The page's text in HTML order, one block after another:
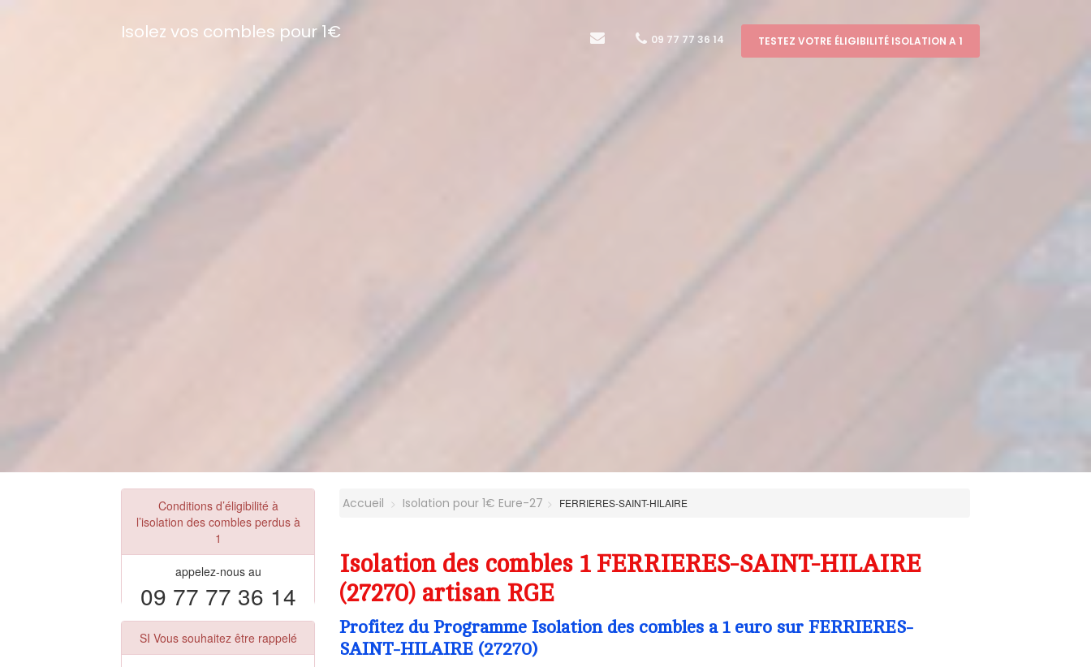
Isolez vos combles pour 1€ 09 77 77 36 14 TESTEZ VOTRE ÉLIGIBILITÉ ISOLATION A 1
Conditions d’éligibilité à
l’isolation des combles perdus à
1
appelez-nous au
09 77 77 36 14
SI Vous souhaitez être rappelé
Accueil Isolation pour 1€ Eure-27 FERRIERES-SAINT-HILAIRE
Isolation des combles 1 FERRIERES-SAINT-HILAIRE
(27270) artisan RGE
Profitez du Programme Isolation des combles a 1 euro sur FERRIERES-
SAINT-HILAIRE (27270)